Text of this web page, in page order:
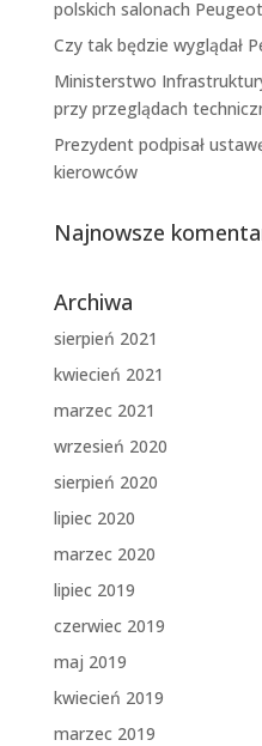
polskich salonach
Czy tak będzie wyglądał
Ministerstwo
przy przeglądach
Prezydent podpisał
kierowców
Najnowsze
Archiwa
sierpień 2021
kwiecień 2021
marzec 2021
wrzesień 2020
sierpień 2020
lipiec 2020
marzec 2020
lipiec 2019
czerwiec 2019
maj 2019
kwiecień 2019
marzec 2019